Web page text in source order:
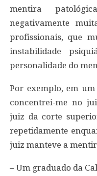
mentira
negativamente
profissionais, que
instabilidade
personalidade do
Por exemplo, em
concentrei-me no
juiz da corte
repetidamente
juiz manteve a
– Um graduado da